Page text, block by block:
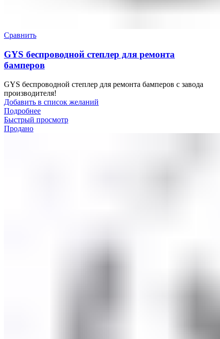
Сравнить
GYS беспроводной степлер для ремонта
бамперов
GYS беспроводной степлер для ремонта бамперов с завода
производителя!
Добавить в список желаний
Подробнее
Быстрый просмотр
Продано